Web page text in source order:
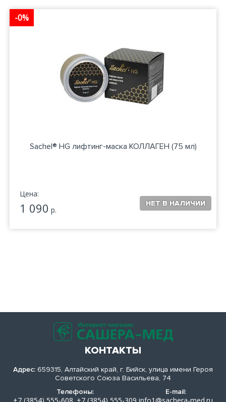
-0%
Sachel® HG лифтинг-маска КОЛЛАГЕН (75 мл)
Цена:
1 090 р.
КОНТАКТЫ
Адрес: 659315, Алтайский край, г. Бийск, улица имени Героя
Советского Союза Васильева, 74
Телефоны:
E-mail: